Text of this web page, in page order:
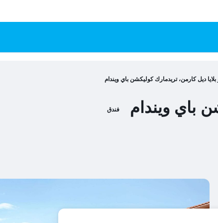
بلايا ديل كارمن، تريدمارك كوليكشن باي ويندام
باي ويندام فندق